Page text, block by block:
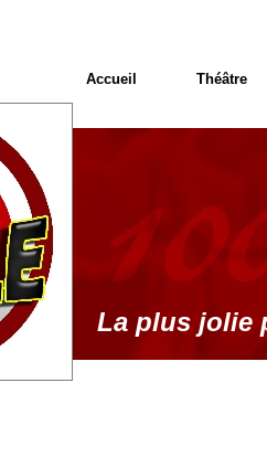
La plus jolie
Accueil Théâtre